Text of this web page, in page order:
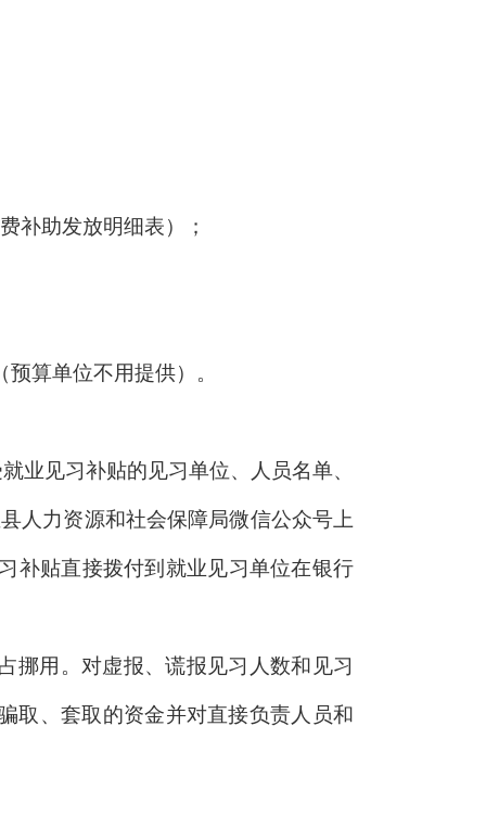
补助发放明细表）；
算单位不用提供）。
业见习补贴的见习单位、人员名单、
人力资源和社会保障局微信公众号上
补贴直接拨付到就业见习单位在银行
挪用。对虚报、谎报见习人数和见习
取、套取的资金并对直接负责人员和